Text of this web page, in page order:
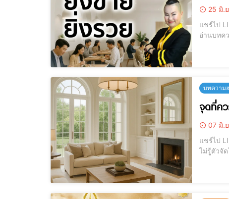
25 มิ.
แชร์ไป LINE แชร์ไป LINE ฮวงจุ้ยร้านอาหาร, ฮวงจุ้ยร้านค้า, ฮวงจุ้ยค้าขายดี ✨ เคล็ดลับปรับดว
อ่านบทค
บทความ
จุดที่คว
07 มิ.
แชร์ไป LINE แชร์ไป LINE จุดที่ควรระวัง! ห้องนั่งเล่นที่เผลอทำให้พลังชีวิตถดถอย รู้หรือไม่? ห้องนั่ง
ไม่รู้ตัวจัดให้ถูก ฮวงจุ้